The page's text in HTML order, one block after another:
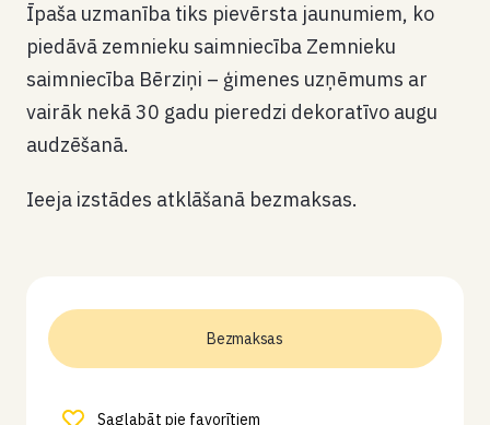
Īpaša uzmanība tiks pievērsta jaunumiem, ko
piedāvā zemnieku saimniecība Zemnieku
saimniecība Bērziņi – ģimenes uzņēmums ar
vairāk nekā 30 gadu pieredzi dekoratīvo augu
audzēšanā.
Ieeja izstādes atklāšanā bezmaksas.
Bezmaksas
Saglabāt pie favorītiem